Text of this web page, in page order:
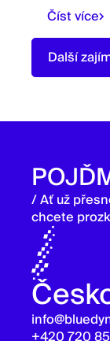
Číst více
Další
/ Ať už
chcete